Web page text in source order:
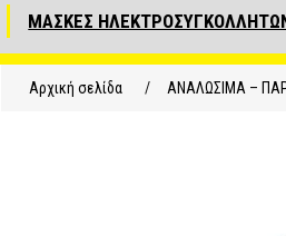
ΜΑΣΚΕΣ
Αρχική σελίδα / ΑΝΑΛΩΣΙΜΑ –